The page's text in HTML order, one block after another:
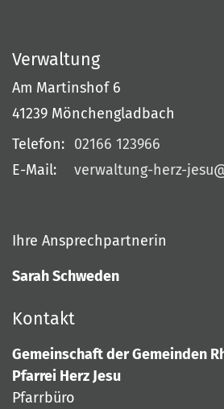
Verwaltung
Am Martinshof 6
41239 Mönchengladbach
Telefon: 02166 123966
E-Mail:
verwaltung-herz-
Ihre Ansprechpartnerin
Sarah Schweden
Kontakt
Gemeinschaft der Gemeinden
Pfarrei Herz Jesu
Pfarrbüro